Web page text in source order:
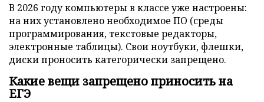
В 2026 году компьютеры в классе уже настроены:
на них установлено необходимое ПО (среды
программирования, текстовые редакторы,
электронные таблицы). Свои ноутбуки, флешки,
диски проносить категорически запрещено.
Какие вещи запрещено приносить на
ЕГЭ